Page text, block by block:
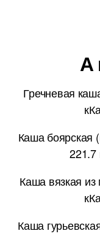
А
Гречневая
Каша боярская
221.7
Каша вязкая
Каша